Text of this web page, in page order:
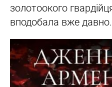
золотоокого
вподобала вже давно.